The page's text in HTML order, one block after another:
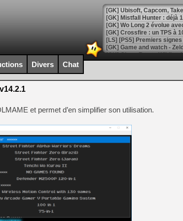
[GK] Mistfall Hunter : déjà
[GK] Wo Long 2 évolue
[GK] Crossfire : un TPS à
[LS] [PS5] Premiers
[Mo5] DOOM arrive en
[GK] Bethesda fête les 30
[GK] Roblox : l'action en
[GK] Agenda - GeForce
[GK] Devolver Digital en a
[LS] [PS5] ps5-y2jb-
[GK] Pourquoi Marvel
[GK] Test : Restory : Chill
[GK] GTA 6 : Rockstar
[GK] Hot Wheels Infinite
[GK] Mémoire cash -
[GK] Résultats Nintendo :
Divers Chat
et permet d’en simplifier son utilisation.